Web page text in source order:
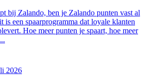
bij Zalando, ben je Zalando punten vast al
is een spaarprogramma dat loyale klanten
Hoe meer punten je spaart, hoe meer
2026